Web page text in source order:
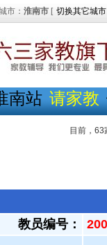
市： 淮南市 [ 切换其它城市
南站 请家教
目前，63
教员编号：